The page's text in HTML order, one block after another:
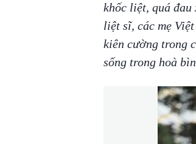
khốc liệt, quá đau
liệt sĩ, các mẹ
kiên cường trong
sống trong hoà